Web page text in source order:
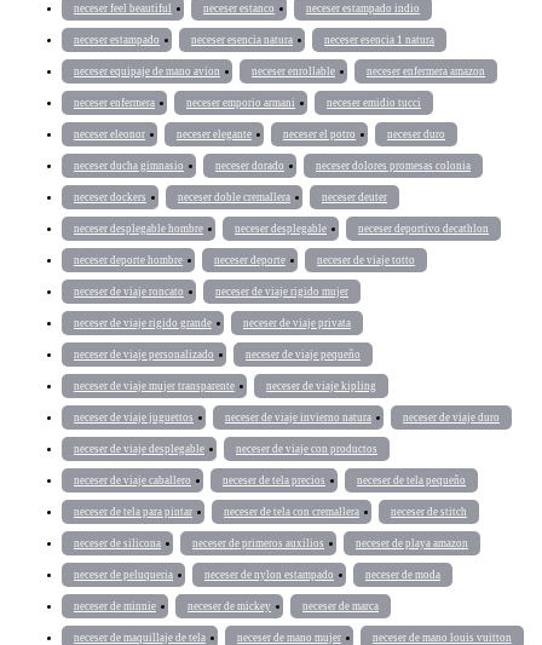
neceser feel beautiful neceser estanco neceser estampado indio
neceser estampado neceser esencia natura neceser esencia 1 natura
neceser equipaje de mano avion neceser enrollable neceser enfermera amazon
neceser enfermera neceser emporio armani neceser emidio tucci
neceser eleonor neceser elegante neceser el potro neceser duro
neceser ducha gimnasio neceser dorado neceser dolores promesas colonia
neceser dockers neceser doble cremallera neceser deuter
neceser desplegable hombre neceser desplegable neceser deportivo decathlon
neceser deporte hombre neceser deporte neceser de viaje totto
neceser de viaje roncato neceser de viaje rigido mujer
neceser de viaje rigido grande neceser de viaje privata
neceser de viaje personalizado neceser de viaje pequeño
neceser de viaje mujer transparente neceser de viaje kipling
neceser de viaje juguettos neceser de viaje invierno natura neceser de viaje duro
neceser de viaje desplegable neceser de viaje con productos
neceser de viaje caballero neceser de tela precios neceser de tela pequeño
neceser de tela para pintar neceser de tela con cremallera neceser de stitch
neceser de silicona neceser de primeros auxilios neceser de playa amazon
neceser de peluqueria neceser de nylon estampado neceser de moda
neceser de minnie neceser de mickey neceser de marca
neceser de maquillaje de tela neceser de mano mujer neceser de mano louis vuitton